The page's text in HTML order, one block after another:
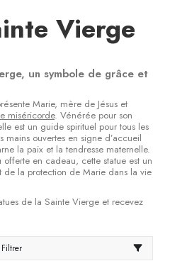
Vierge
un symbole de grâce et
Marie, mère de Jésus et
miséricorde. Vénérée pour son
est un guide spirituel pour tous les
mains ouvertes en signe d’accueil
la paix et la tendresse maternelle.
en cadeau, cette statue est un
de la protection de Marie dans la vie
de la Sainte Vierge et recevez
Filtrer